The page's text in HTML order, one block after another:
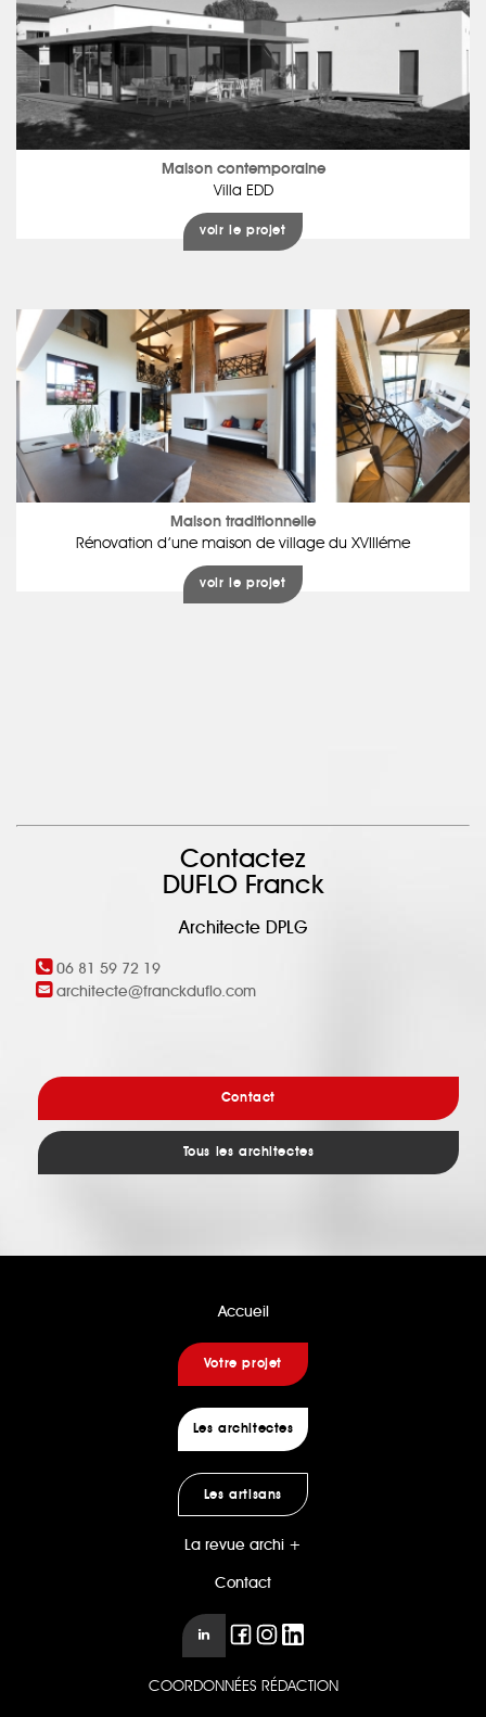
Maison contemporaine
Villa EDD
voir le projet
Maison traditionnelle
Rénovation d’une maison de village du XVIIIéme
voir le projet
Contactez
DUFLO Franck
Architecte DPLG
06 81 59 72 19
architecte@franckduflo.com
Contact
Tous les architectes
Accueil
Votre projet
Les architectes
Les artisans
La revue archi +
Contact
COORDONNÉES RÉDACTION